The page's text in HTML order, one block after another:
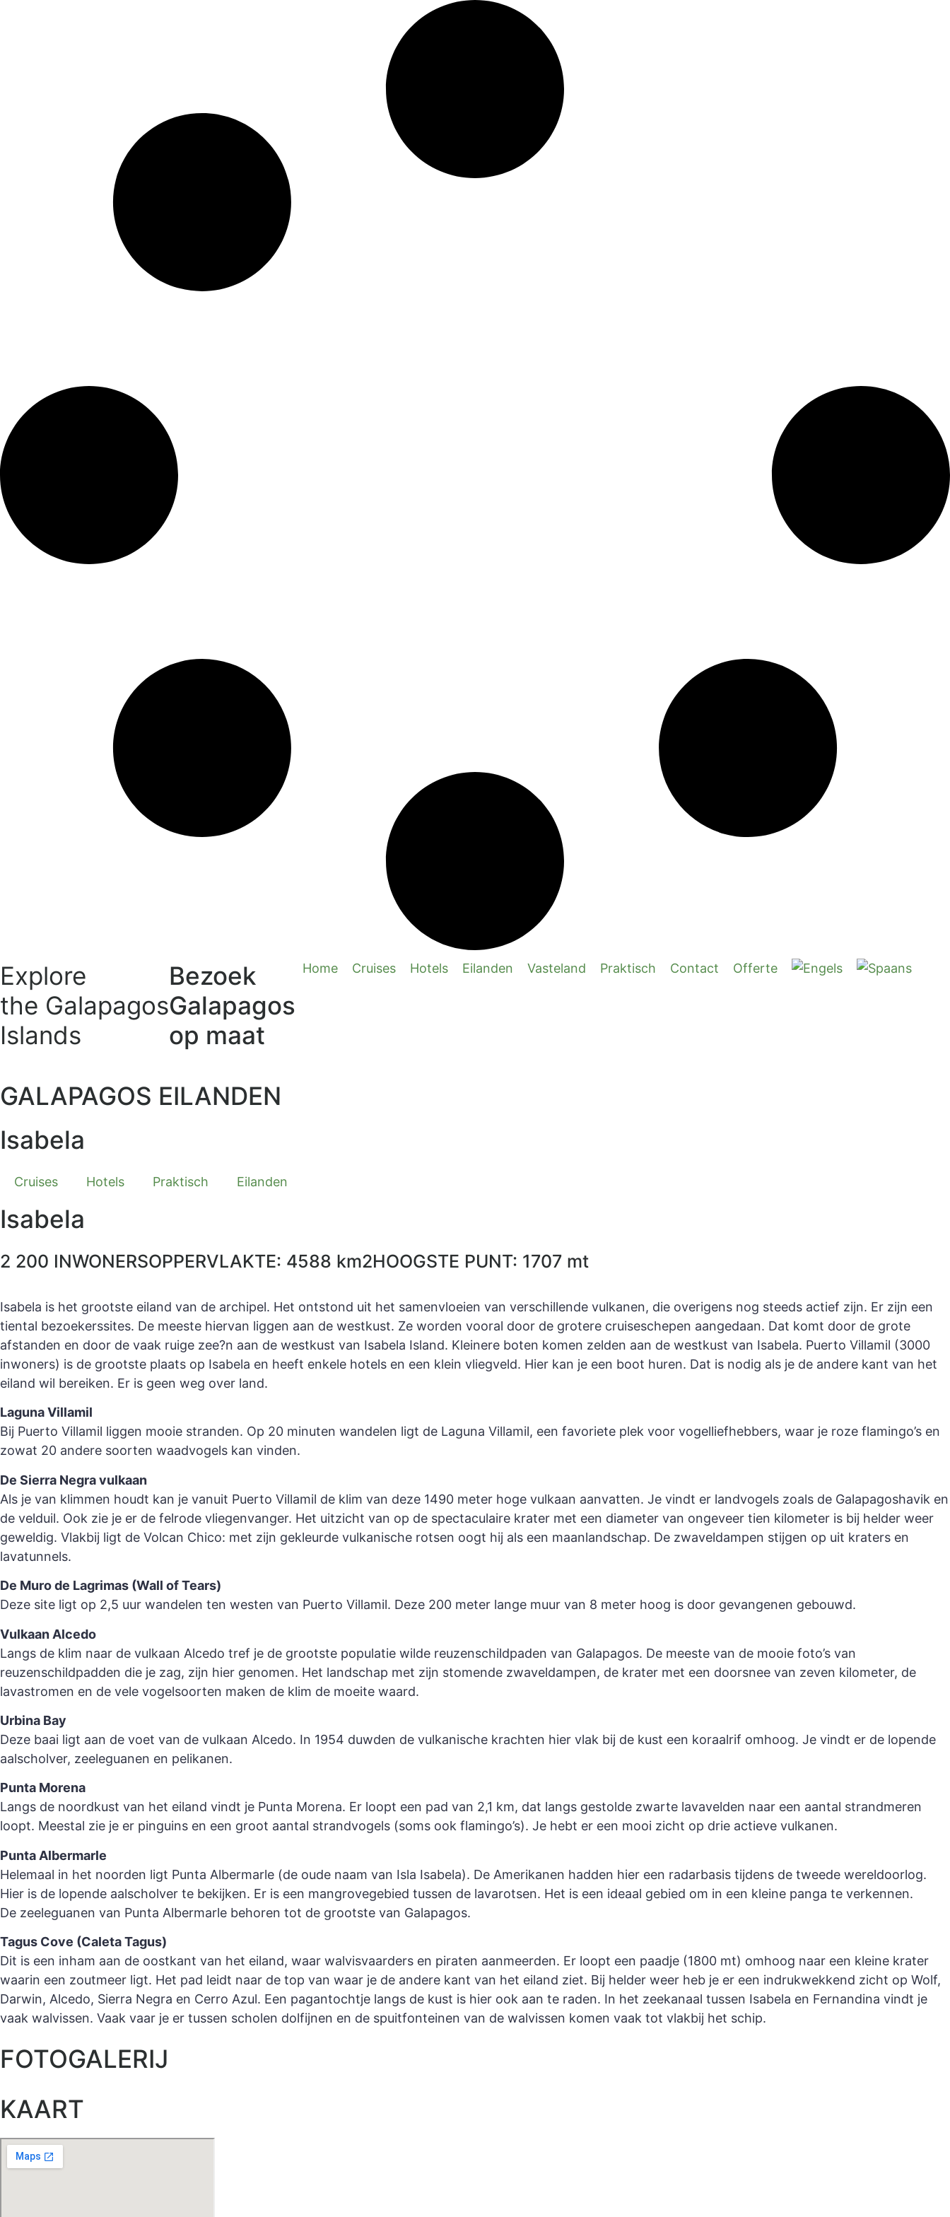
Explore
the Galapagos
Islands
Bezoek
Galapagos
op maat
Home Cruises Hotels Eilanden Vasteland Praktisch Contact Offerte
GALAPAGOS EILANDEN
Isabela
Cruises Hotels Praktisch Eilanden
Isabela
2 200 INWONERSOPPERVLAKTE: 4588 km2HOOGSTE PUNT: 1707 mt
Isabela is het grootste eiland van de archipel. Het ontstond uit het samenvloeien van verschillende vulkanen, die overigens nog steeds actief zijn. Er zijn een
tiental bezoekerssites. De meeste hiervan liggen aan de westkust. Ze worden vooral door de grotere cruiseschepen aangedaan. Dat komt door de grote
afstanden en door de vaak ruige zee?n aan de westkust van Isabela Island. Kleinere boten komen zelden aan de westkust van Isabela. Puerto Villamil (3000
inwoners) is de grootste plaats op Isabela en heeft enkele hotels en een klein vliegveld. Hier kan je een boot huren. Dat is nodig als je de andere kant van het
eiland wil bereiken. Er is geen weg over land.
Laguna Villamil
Bij Puerto Villamil liggen mooie stranden. Op 20 minuten wandelen ligt de Laguna Villamil, een favoriete plek voor vogelliefhebbers, waar je roze flamingo’s en
zowat 20 andere soorten waadvogels kan vinden.
De Sierra Negra vulkaan
Als je van klimmen houdt kan je vanuit Puerto Villamil de klim van deze 1490 meter hoge vulkaan aanvatten. Je vindt er landvogels zoals de Galapagoshavik en
de velduil. Ook zie je er de felrode vliegenvanger. Het uitzicht van op de spectaculaire krater met een diameter van ongeveer tien kilometer is bij helder weer
geweldig. Vlakbij ligt de Volcan Chico: met zijn gekleurde vulkanische rotsen oogt hij als een maanlandschap. De zwaveldampen stijgen op uit kraters en
lavatunnels.
De Muro de Lagrimas (Wall of Tears)
Deze site ligt op 2,5 uur wandelen ten westen van Puerto Villamil. Deze 200 meter lange muur van 8 meter hoog is door gevangenen gebouwd.
Vulkaan Alcedo
Langs de klim naar de vulkaan Alcedo tref je de grootste populatie wilde reuzenschildpaden van Galapagos. De meeste van de mooie foto’s van
reuzenschildpadden die je zag, zijn hier genomen. Het landschap met zijn stomende zwaveldampen, de krater met een doorsnee van zeven kilometer, de
lavastromen en de vele vogelsoorten maken de klim de moeite waard.
Urbina Bay
Deze baai ligt aan de voet van de vulkaan Alcedo. In 1954 duwden de vulkanische krachten hier vlak bij de kust een koraalrif omhoog. Je vindt er de lopende
aalscholver, zeeleguanen en pelikanen.
Punta Morena
Langs de noordkust van het eiland vindt je Punta Morena. Er loopt een pad van 2,1 km, dat langs gestolde zwarte lavavelden naar een aantal strandmeren
loopt. Meestal zie je er pinguins en een groot aantal strandvogels (soms ook flamingo’s). Je hebt er een mooi zicht op drie actieve vulkanen.
Punta Albermarle
Helemaal in het noorden ligt Punta Albermarle (de oude naam van Isla Isabela). De Amerikanen hadden hier een radarbasis tijdens de tweede wereldoorlog.
Hier is de lopende aalscholver te bekijken. Er is een mangrovegebied tussen de lavarotsen. Het is een ideaal gebied om in een kleine panga te verkennen.
De zeeleguanen van Punta Albermarle behoren tot de grootste van Galapagos.
Tagus Cove (Caleta Tagus)
Dit is een inham aan de oostkant van het eiland, waar walvisvaarders en piraten aanmeerden. Er loopt een paadje (1800 mt) omhoog naar een kleine krater
waarin een zoutmeer ligt. Het pad leidt naar de top van waar je de andere kant van het eiland ziet. Bij helder weer heb je er een indrukwekkend zicht op Wolf,
Darwin, Alcedo, Sierra Negra en Cerro Azul. Een pagantochtje langs de kust is hier ook aan te raden. In het zeekanaal tussen Isabela en Fernandina vindt je
vaak walvissen. Vaak vaar je er tussen scholen dolfijnen en de spuitfonteinen van de walvissen komen vaak tot vlakbij het schip.
FOTOGALERIJ
KAART